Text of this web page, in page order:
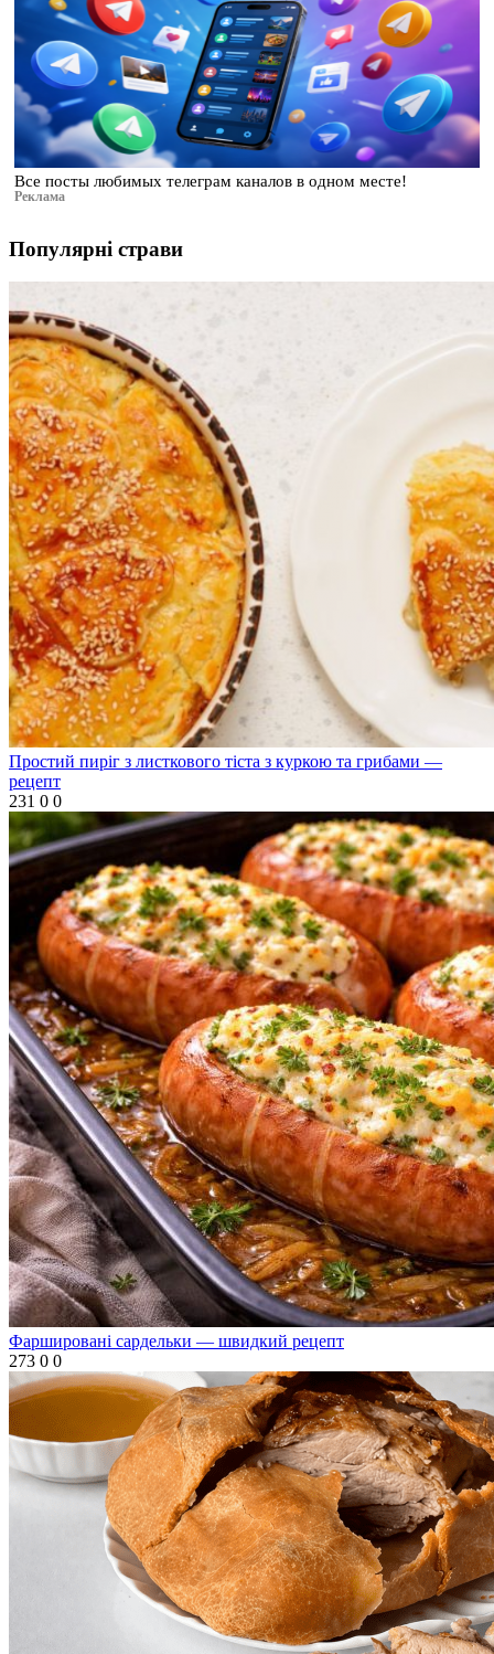
Все посты любимых телеграм каналов в одном месте!
Реклама
Популярні страви
Простий пиріг з листкового тіста з куркою та грибами —
рецепт
231 0 0
Фаршировані сардельки — швидкий рецепт
273 0 0